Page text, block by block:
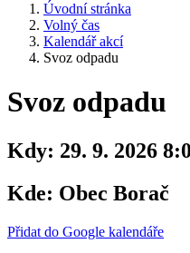
Úvodní stránka
Volný čas
Kalendář akcí
Svoz odpadu
Svoz odpadu
Kdy: 29. 9. 2026
Kde: Obec Borač
Přidat do Google kalendáře